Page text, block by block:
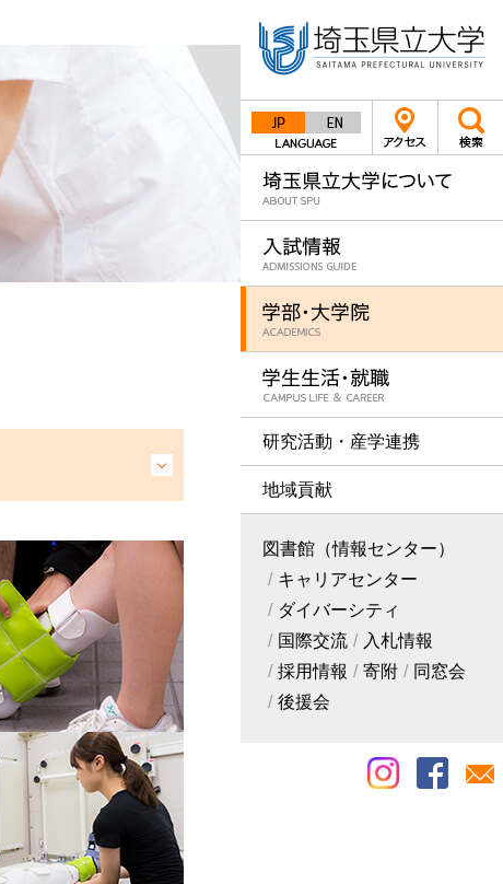
JapaneseEnglish
研究活動・産学連携
地域貢献
図書館（情報センター）
キャリアセンター
ダイバーシティ
国際交流
入札情報
採用情報
寄附
同窓会
後援会